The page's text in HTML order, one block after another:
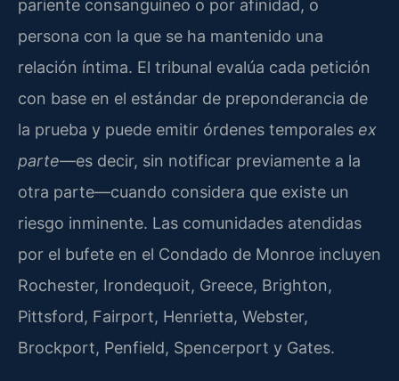
pariente consanguíneo o por afinidad, o
persona con la que se ha mantenido una
relación íntima. El tribunal evalúa cada petición
con base en el estándar de preponderancia de
la prueba y puede emitir órdenes temporales ex
parte—es decir, sin notificar previamente a la
otra parte—cuando considera que existe un
riesgo inminente. Las comunidades atendidas
por el bufete en el Condado de Monroe incluyen
Rochester, Irondequoit, Greece, Brighton,
Pittsford, Fairport, Henrietta, Webster,
Brockport, Penfield, Spencerport y Gates.